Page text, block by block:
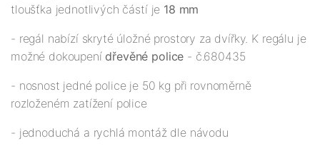
tloušťka jednotlivých částí je 18 mm
- regál nabízí skryté úložné prostory za dvířky. K regálu je
možné dokoupení dřevěné police - č.680435
- nosnost jedné police je 50 kg při rovnoměrně
rozloženém zatížení police
- jednoduchá a rychlá montáž dle návodu